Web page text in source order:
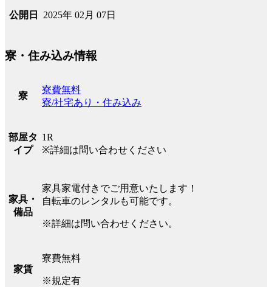
公開日 2025年 02月 07日
寮・住み込み情報
寮
寮費無料
寮/社宅あり・住み込み
部屋タ
イプ
1R
※詳細は問い合わせください
家具・
備品
家具家電付きでご用意いたします！
自転車のレンタルも可能です。
※詳細は問い合わせください。
家賃
寮費無料
※規定有